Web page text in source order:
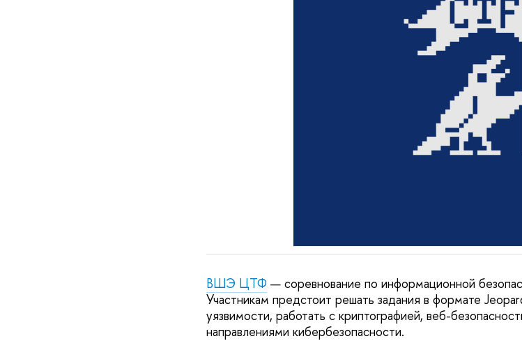
ВШЭ ЦТФ — соревнование по информационной
Участникам предстоит решать задания в формате
уязвимости, работать с криптографией, веб-
направлениями кибербезопасности.